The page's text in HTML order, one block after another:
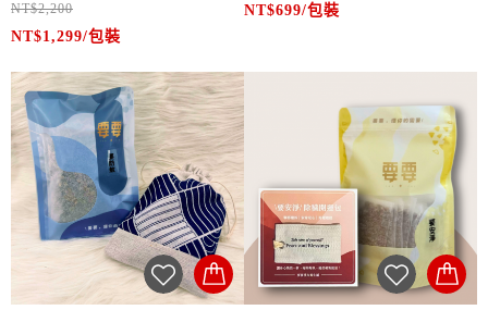
蚊香包
✔ 台灣製造，100%純天然配方，無
添加任何化學物質，氣味自然、不刺
鼻
✔ 精選10種蚊蟲最怕的天然漢方植物
成分
✔ 含丁香、艾草、香茅、藿香、金銀
花、蒼術、白芷、紫蘇、石菖蒲、陳
✔ 每種藥材氣味濃郁，能有效驅除蚊
NT$2,200
NT$1,299/包裝
✔ 台灣製造，100%純天然配方，無
鼻
✔ 精選10種蚊蟲最怕的天然漢方植物
✔ 含丁香、艾草、香茅、藿香、金銀
花、蒼術、白芷、紫蘇、石菖蒲、陳
✔ 每種藥材氣味濃郁，能有效驅除蚊
子與小黑蚊
NT$699/包裝